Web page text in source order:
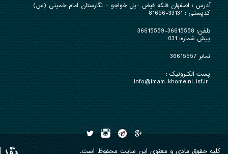
آدرس : اصفهان فلکه فیض -پل خواجو - نگارستان امام خمینی (س)
کدپستی : 33131-81656
تلفن: 36615558-36615559
پیش شماره: 031
نمابر 36615557
پست الکترونیک :
کلیه حقوق مادی و معنوی این سایت محفوظ است.